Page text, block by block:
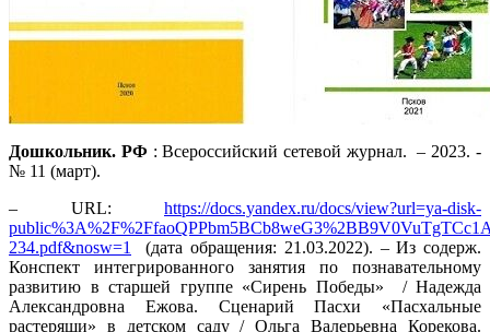
Дошкольник. РФ : Всероссийский сетевой журнал. – 2023. -
№ 11 (март).
– URL: https://docs.yandex.ru/docs/view?url=ya-disk-
234.pdf&nosw=1
(дата обращения: 21.03.2022). – Из содерж.
Конспект интегрированного занятия по познавательному
развитию в старшей группе «Сирень Победы» / Надежда
Александровна Ежова. Сценарий Пасхи «Пасхальные
растеряши» в детском саду / Ольга Валерьевна Корекова.